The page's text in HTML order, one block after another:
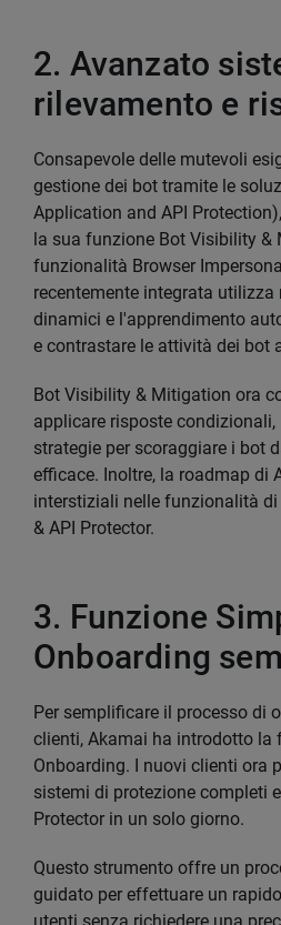
2. Avanzato
rilevamento e
Consapevole delle mutevoli
gestione dei bot tramite le
Application and API
la sua funzione Bot Visibility &
funzionalità Browser
recentemente integrata
dinamici e l'apprendimento
e contrastare le attività dei bot
Bot Visibility & Mitigation ora
applicare risposte
strategie per scoraggiare i bot
efficace. Inoltre, la roadmap di
interstiziali nelle funzionalità
& API Protector.
3. Funzione
Onboarding
Per semplificare il processo di
clienti, Akamai ha introdotto la
Onboarding. I nuovi clienti ora
sistemi di protezione completi
Protector in un solo giorno.
Questo strumento offre un
guidato per effettuare un